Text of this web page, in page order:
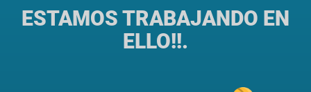
ESTAMOS TRABAJANDO EN
ELLO!!.